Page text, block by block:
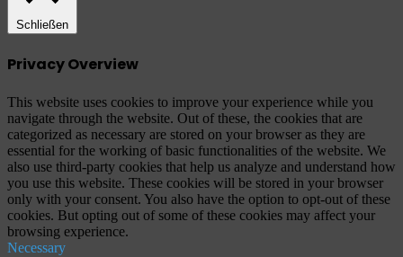
Schließen
Privacy Overview
This website uses cookies to improve your experience while you
navigate through the website. Out of these, the cookies that are
categorized as necessary are stored on your browser as they are
essential for the working of basic functionalities of the website. We
also use third-party cookies that help us analyze and understand how
you use this website. These cookies will be stored in your browser
only with your consent. You also have the option to opt-out of these
cookies. But opting out of some of these cookies may affect your
browsing experience.
Necessary